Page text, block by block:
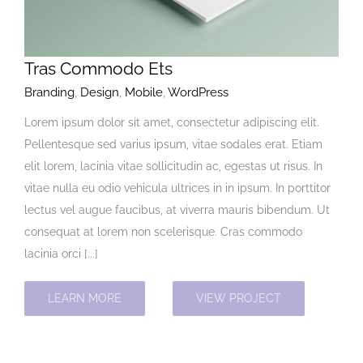
Türkçe
Kontakt
Tras Commodo Ets
Branding, Design, Mobile, WordPress
Lorem ipsum dolor sit amet, consectetur adipiscing elit.
Pellentesque sed varius ipsum, vitae sodales erat. Etiam
elit lorem, lacinia vitae sollicitudin ac, egestas ut risus. In
vitae nulla eu odio vehicula ultrices in in ipsum. In porttitor
lectus vel augue faucibus, at viverra mauris bibendum. Ut
consequat at lorem non scelerisque. Cras commodo
lacinia orci [...]
LEARN MORE VIEW PROJECT